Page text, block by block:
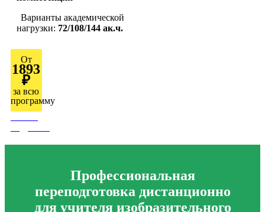
Варианты академической
нагрузки: 72/108/144 ак.ч.
От
1893
₽
за всю
программу
Профессиональная
переподготовка дистанционно
для учителя изобразительного